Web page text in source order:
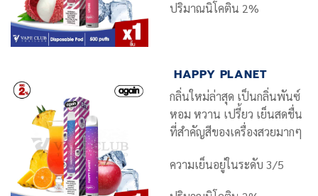
ปริมาณนิโคติน 2%
HAPPY PLANET
กลิ่นใหม่ล่าสุด เป็นกลิ่นพันซ์
หอม หวาน เปรี้ยว เย็นสดชื่น
ที่สำคัญสีของเครื่องสวยมากๆ
ความเย็นอยู่ในระดับ 3/5